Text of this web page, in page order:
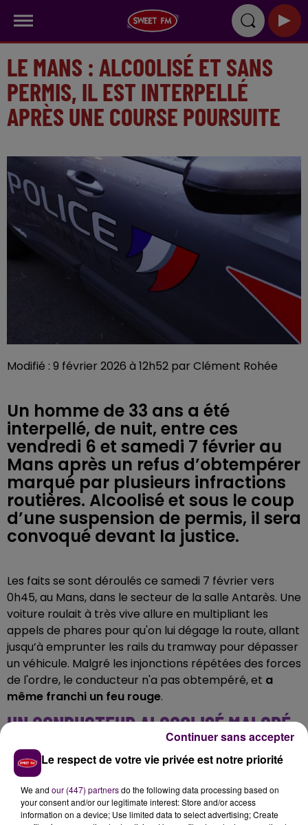
LE MANS : ALCOOLISÉ ET SANS
PERMIS, IL EST INTERPELLÉ
APRÈS UNE COURSE POURSUITE
Modifié : 9 février 2026 à 12h52 par Clément Rohée
Un homme de 33 ans a été
interpellé, de nuit, entre ces
vendredi 6 et samedi 7 février au
Mans après un refus d’obtempérer
marqué par plusieurs infractions
routières. Alcoolisé et sous le coup
d’une suspension de permis, il sera
convoqué devant la justice.
Les faits se sont déroulés ce samedi 7 février vers
0h45, au Mans, dans le secteur de la salle Antarès. Une
voiture roulait à très vive allure en multipliant les
appels de phares pour qu'on lui dégage la route, allant
jusqu’à emprunter les rails du tramway pour dépasser
un véhicule. Malgré les injonctions répétées des forces
de l'ordre, le conducteur n'a pas obtempéré, et a
même franchi un feu rouge.
UN CONDUCTEUR ALCOOLISÉ MALGRÉ
UNE SUSPENSION DE PERMIS
Le chauffard a finalement été immobilisé par les
policiers qui ont utilisé un"stop stick". Âgé de 33 ans,
l'individu a reconnu conduiremalgré une suspension
Le respect de votre vie privée est notre priorité
We and our (447) partnersdo the following data processing based on
your consent and/or our legitimate interest: Store and/or access
information on a device; Use limited data to select advertising; Create
Continuer sans accepter